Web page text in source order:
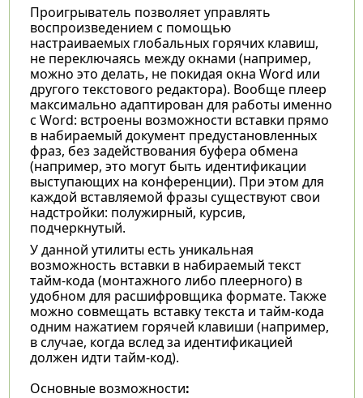
Проигрыватель позволяет управлять
воспроизведением с помощью
настраиваемых глобальных горячих клавиш,
не переключаясь между окнами (например,
можно это делать, не покидая окна Word или
другого текстового редактора). Вообще плеер
максимально адаптирован для работы именно
с Word: встроены возможности вставки прямо
в набираемый документ предустановленных
фраз, без задействования буфера обмена
(например, это могут быть идентификации
выступающих на конференции). При этом для
каждой вставляемой фразы существуют свои
надстройки: полужирный, курсив,
подчеркнутый.
У данной утилиты есть уникальная
возможность вставки в набираемый текст
тайм-кода (монтажного либо плеерного) в
удобном для расшифровщика формате. Также
можно совмещать вставку текста и тайм-кода
одним нажатием горячей клавиши (например,
в случае, когда вслед за идентификацией
должен идти тайм-код).
Основные возможности: